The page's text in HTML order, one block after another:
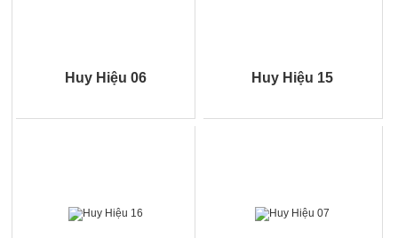
Huy Hiệu 06 Huy Hiệu 15